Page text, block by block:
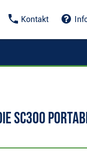
Kontakt
SC300